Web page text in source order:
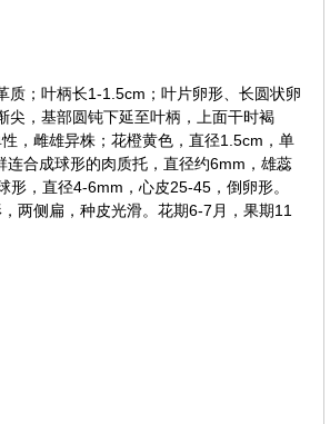
质；叶柄长1-1.5cm；叶片卵形、长圆状卵
，基部圆钝下延至叶柄，上面干时褐
，雌雄异株；花橙黄色，直径1.5cm，单
合成球形的肉质托，直径约6mm，雄蕊
，直径4-6mm，心皮25-45，倒卵形。
两侧扁，种皮光滑。花期6-7月，果期11